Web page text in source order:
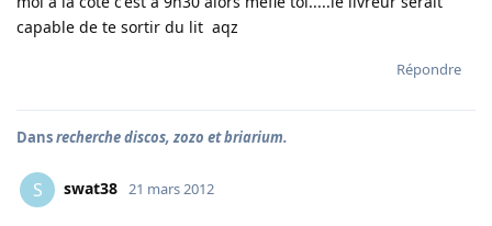
capable de te sortir du lit aqz
Répondre
Dansrecherche discos, zozo et briarium.
S swat38 21 mars 2012